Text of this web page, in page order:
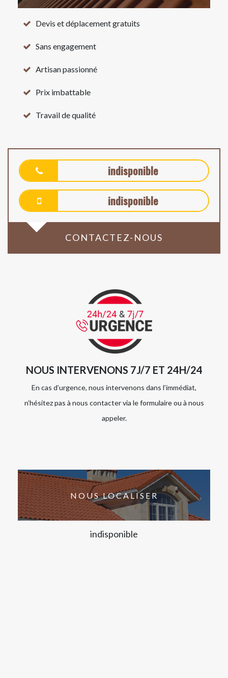
Devis et déplacement gratuits
Sans engagement
Artisan passionné
Prix imbattable
Travail de qualité
indisponible
indisponible
CONTACTEZ-NOUS
NOUS INTERVENONS 7J/7 ET 24H/24
En cas d’urgence, nous intervenons dans l’immédiat,
n’hésitez pas à nous contacter via le formulaire ou à nous
appeler.
NOUS LOCALISER
indisponible